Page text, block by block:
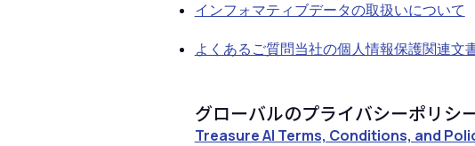
インフォマティブデータの取扱いについて
よくあるご質問当社の個人情報保護関連文
グローバルのプライバシーポリシ
Treasure AI Terms, Conditions, and